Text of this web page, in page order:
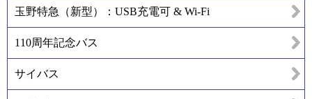
玉野特急（新型）：USB充電可 & Wi-Fi
110周年記念バス
サイバス